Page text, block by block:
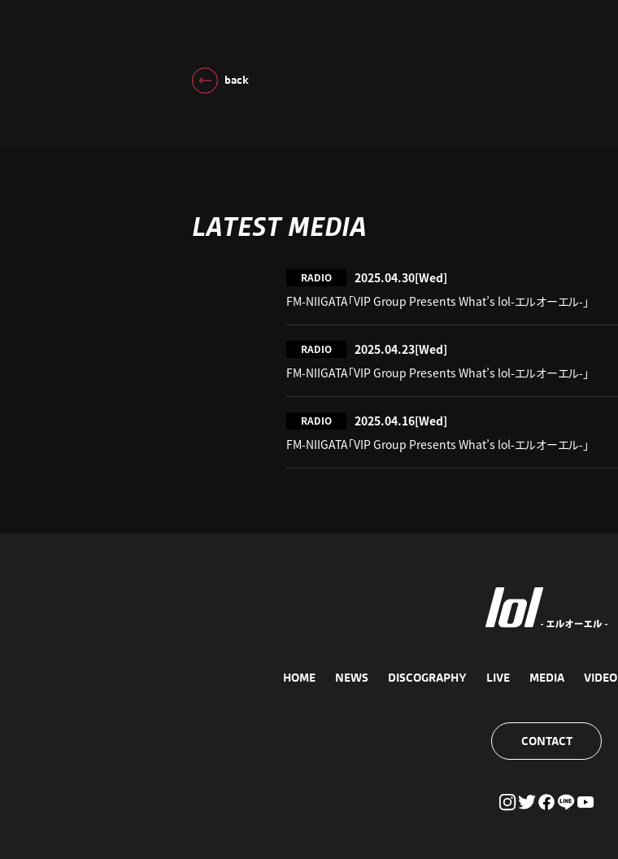
back
LATEST MEDIA
RADIO 2025.04.30[Wed]
FM-NIIGATA「VIP Group Presents What’s lol-エルオーエル-」
RADIO 2025.04.23[Wed]
FM-NIIGATA「VIP Group Presents What’s lol-エルオーエル-」
RADIO 2025.04.16[Wed]
FM-NIIGATA「VIP Group Presents What’s lol-エルオーエル-」
HOME NEWS DISCOGRAPHY LIVE MEDIA VIDEO
CONTACT